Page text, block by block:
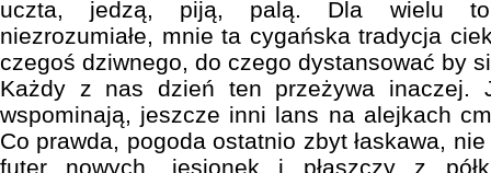
uczta, jedzą, piją, palą. Dla wielu to
niezrozumiałe, mnie ta cygańska tradycja
czegoś dziwnego, do czego dystansować by
Każdy z nas dzień ten przeżywa inaczej.
wspominają, jeszcze inni lans na alejkach
Co prawda, pogoda ostatnio zbyt łaskawa,
futer nowych, jesionek i płaszczy z